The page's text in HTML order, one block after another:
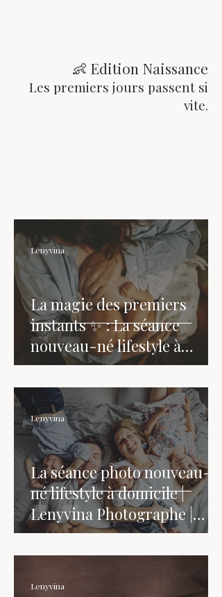
👶 Edition Naissance
Les premiers jours passent si
vite.
La magie des premiers
instants ✨ : La séance
nouveau-né lifestyle à
domicile
Lenyvina
La séance photo nouveau-
né lifestyle à domicile |
Lenyvina Photographe |
Côtes d'Armor- Bretagne
Lenyvina
Lenyvina